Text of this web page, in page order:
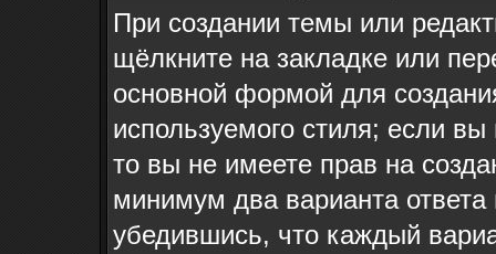
При создании темы или
щёлкните на закладке или
основной формой для
используемого стиля; если
то вы не имеете прав на
минимум два варианта
убедившись, что каждый